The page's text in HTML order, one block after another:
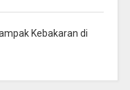
Kebakaran di